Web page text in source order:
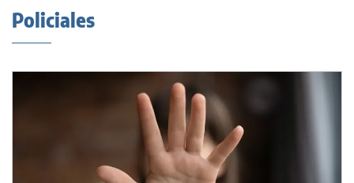
Policiales